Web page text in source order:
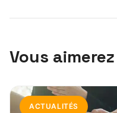
Vous
ACTUALITÉS